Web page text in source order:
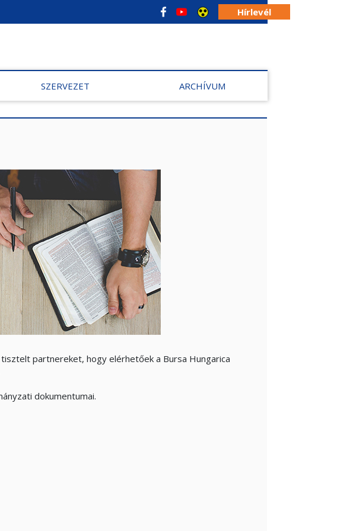
Hírlevél
SZERVEZET ARCHÍVUM
partnereket, hogy elérhetőek a Bursa Hungarica
dokumentumai.